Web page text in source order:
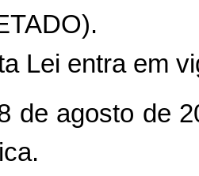
Lei entra em
de agosto de